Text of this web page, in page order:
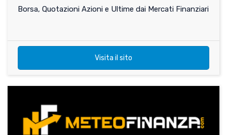
Borsa, Quotazioni Azioni e Ultime dai Mercati Finanziari
Visita il sito